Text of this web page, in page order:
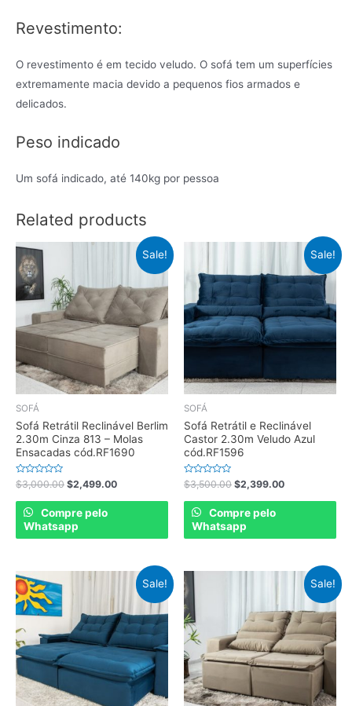
Revestimento:
O revestimento é em tecido veludo. O sofá tem um superfícies
extremamente macia devido a pequenos fios armados e
delicados.
Peso indicado
Um sofá indicado, até 140kg por pessoa
Related products
Sale!
SOFÁ
Sofá Retrátil Reclinável Berlim
2.30m Cinza 813 – Molas
Ensacadas cód.RF1690
Rated
0
out
$3,000.00 $2,499.00
Compre pelo
Whatsapp
Sale!
SOFÁ
Sofá Retrátil e Reclinável
Castor 2.30m Veludo Azul
cód.RF1596
Rated
0
out
$3,500.00 $2,399.00
Compre pelo
Whatsapp
Sale! Sale!